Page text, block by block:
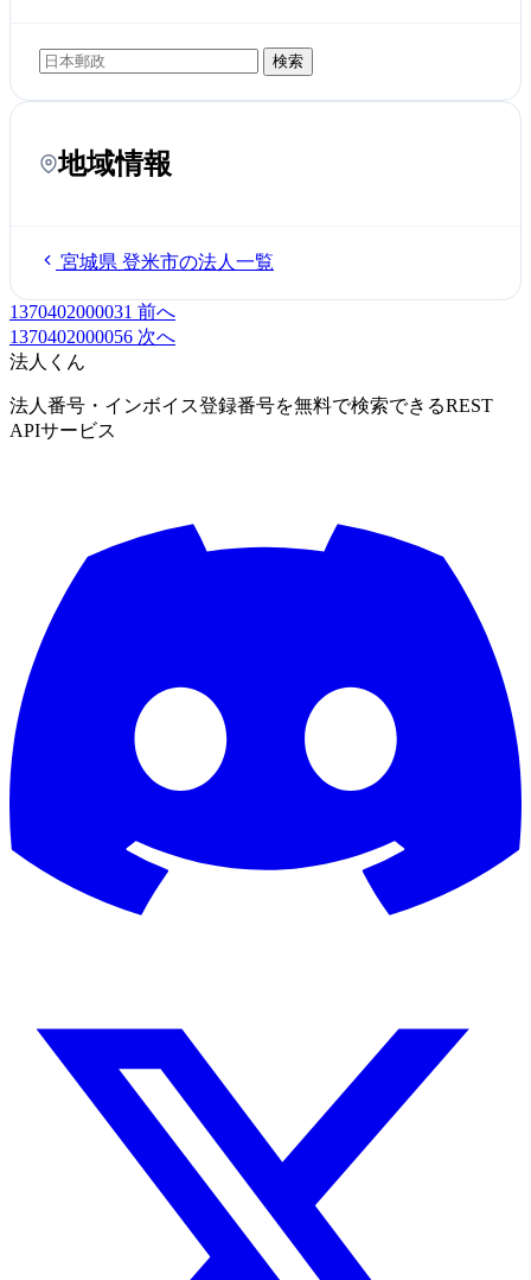
検索
地域情報
宮城県 登米市の法人一覧
1370402000031 前へ
1370402000056 次へ
法人くん
法人番号・インボイス登録番号を無料で検索できるREST
APIサービス